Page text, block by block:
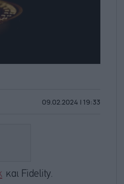
09.02.2024 | 19:33
και Fidelity.